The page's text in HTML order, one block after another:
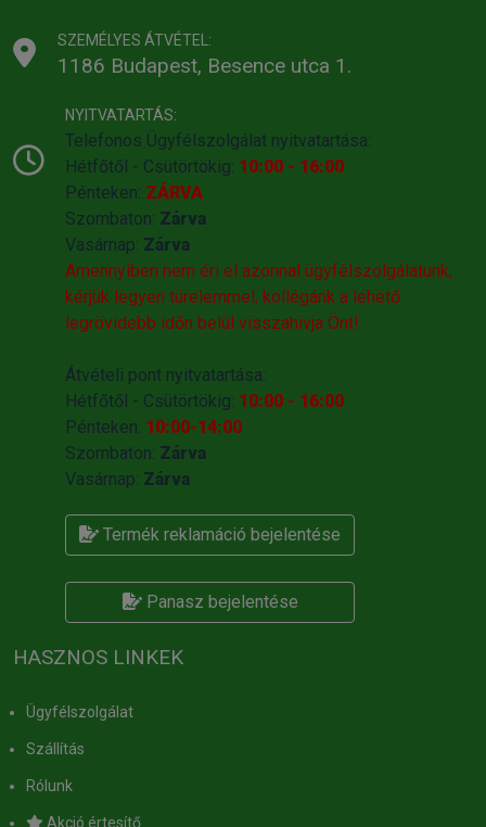
SZEMÉLYES ÁTVÉTEL:
1186 Budapest, Besence utca 1.
NYITVATARTÁS:
Telefonos Ügyfélszolgálat nyitvatartása:
Hétfőtől - Csütörtökig: 10:00 - 16:00
Pénteken: ZÁRVA
Szombaton: Zárva
Vasárnap: Zárva
Amennyiben nem éri el azonnal ügyfélszolgálatunk,
kérjük legyen türelemmel, kollégánk a lehető
legrövidebb időn belül visszahivja Önt!
Átvételi pont nyitvatartása:
Hétfőtől - Csütörtökig: 10:00 - 16:00
Pénteken: 10:00-14:00
Szombaton: Zárva
Vasárnap: Zárva
Termék reklamáció bejelentése
Panasz bejelentése
HASZNOS LINKEK
Ügyfélszolgálat
Szállítás
Rólunk
Akció értesítő